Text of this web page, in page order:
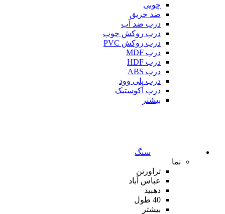
چوبی
ضد حریق
درب ضد آب
درب روکش چوب
درب روکش PVC
درب MDF
درب HDF
درب ABS
درب پلی وود
درب آکوستیک
بیشتر
سنگ
نما
تراورتن
عباس آباد
دهبید
40 طول
بیشتر